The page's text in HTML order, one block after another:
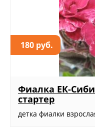
180 руб.
Фиалка ЕК-
стартер
детка фиалки